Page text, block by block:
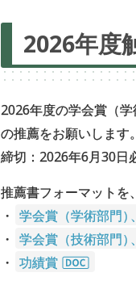
2026年度
2026年度の学会賞（
の推薦をお願いします
締切：2026年6⽉30⽇
推薦書フォーマットを
・ 学会賞（学術部門）
・ 学会賞（技術部門）
・ 功績賞